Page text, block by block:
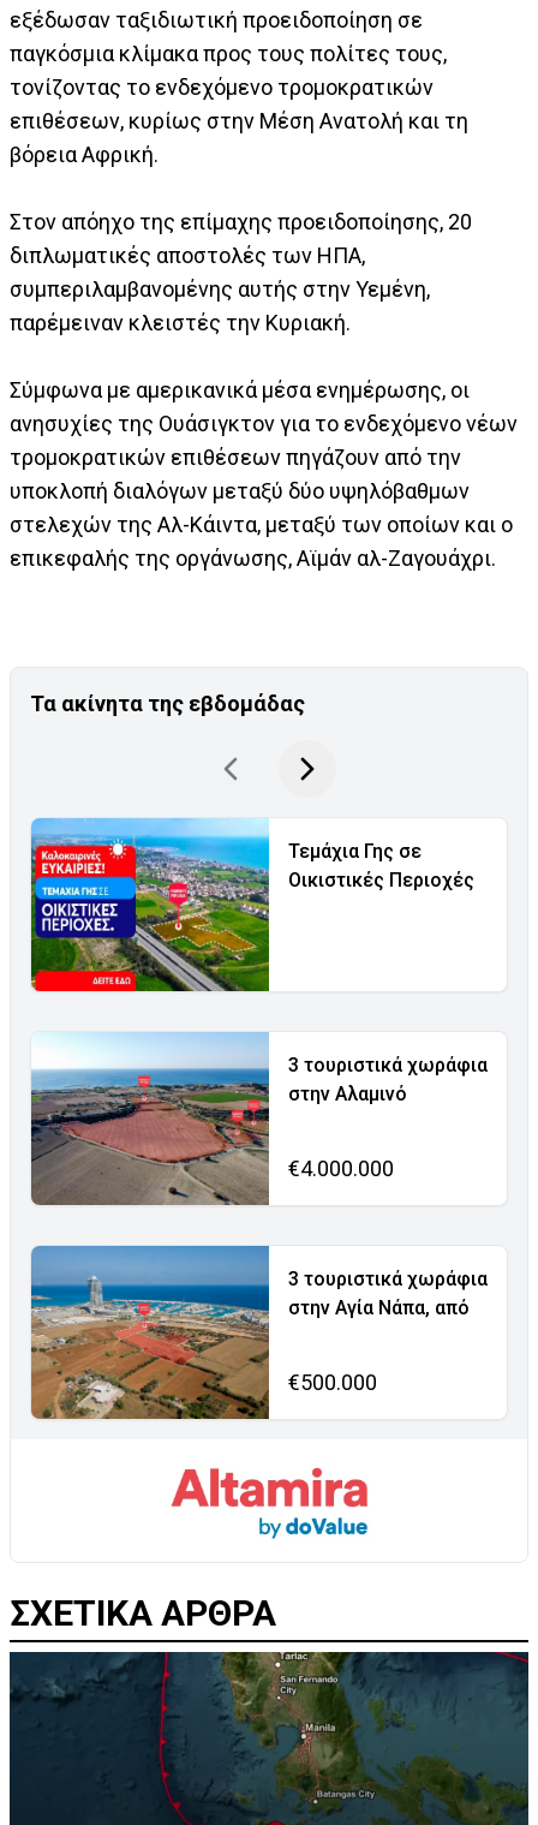
εξέδωσαν ταξιδιωτική προειδοποίηση σε
παγκόσμια κλίμακα προς τους πολίτες τους,
τονίζοντας το ενδεχόμενο τρομοκρατικών
επιθέσεων, κυρίως στην Μέση Ανατολή και τη
βόρεια Αφρική.
Στον απόηχο της επίμαχης προειδοποίησης, 20
διπλωματικές αποστολές των ΗΠΑ,
συμπεριλαμβανομένης αυτής στην Υεμένη,
παρέμειναν κλειστές την Κυριακή.
Σύμφωνα με αμερικανικά μέσα ενημέρωσης, οι
ανησυχίες της Ουάσιγκτον για το ενδεχόμενο νέων
τρομοκρατικών επιθέσεων πηγάζουν από την
υποκλοπή διαλόγων μεταξύ δύο υψηλόβαθμων
στελεχών της Αλ-Κάιντα, μεταξύ των οποίων και ο
επικεφαλής της οργάνωσης, Αϊμάν αλ-Ζαγουάχρι.
Τα ακίνητα της εβδομάδας
Τεμάχια Γης σε
Οικιστικές Περιοχές
3 τουριστικά χωράφια
στην Αλαμινό
€4.000.000
3 τουριστικά χωράφια
στην Αγία Νάπα, από
€500.000
ΣΧΕΤΙΚΑ ΑΡΘΡΑ